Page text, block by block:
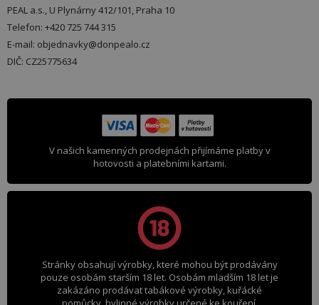
PEAL a.s., U Plynárny 412/101, Praha 10
Telefon: +420 725 744 315
E-mail: objednavky@donpealo.cz
DIČ: CZ25775634
V našich kamenných prodejnách přijímáme platby v
hotovosti a platebními kartami.
Stránky obsahují výrobky, které mohou být prodávány
pouze osobám starším 18 let. Osobám mladším 18 let je
zakázáno prodávat tabákové výrobky, kuřácké